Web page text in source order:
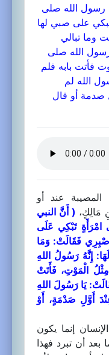
رسول الله صلى
على صبي لها
وما تبالي
الله صلى
فأتت بابه فلم
الله لم
صدمة أو قال
عند أو
مَالِكٍ، ( أَنَّ النبي
امْرَأَةٍ تَبْكِي عَلَى
فَقَالَتْ: وَمَا
إِنَّهُ رَسُولُ اللهِ
الْمَوْتِ، فَأَتَتْ
يَا رَسُولَ اللهِ
أَوَّلِ صَدْمَةٍ، أَوْ
إنما يكون
بعد أن تبرد فهذا